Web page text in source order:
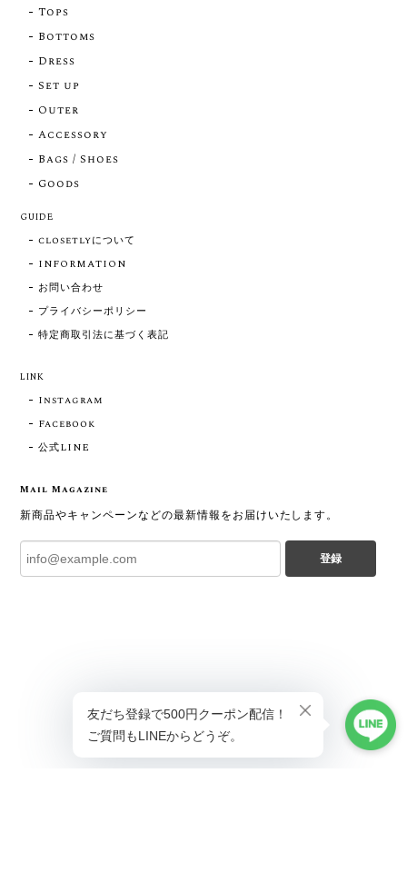
Tops
Bottoms
Dress
Set up
Outer
Accessory
Bags / Shoes
Goods
GUIDE
closetlyについて
INFORMATION
お問い合わせ
プライバシーポリシー
特定商取引法に基づく表記
LINK
Instagram
Facebook
公式LINE
Mail Magazine
新商品やキャンペーンなどの最新情報をお届けいたします。
登録